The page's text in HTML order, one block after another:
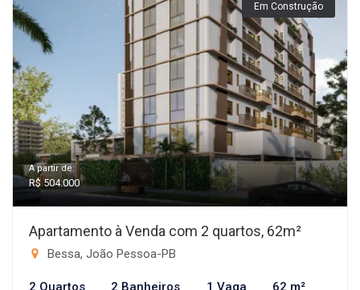
Em Construção
A partir de:
R$ 504.000
Apartamento à Venda com 2 quartos, 62m²
Bessa, João Pessoa-PB
2 Quartos 2 Banheiros 1 Vaga 62 m²